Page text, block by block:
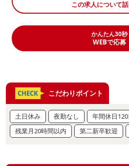
この求人について話
かんたん30秒
WEBで応募
CHECK こだわりポイント
土日休み 夜勤なし 年間休日
残業月20時間以内
第二新卒歓迎